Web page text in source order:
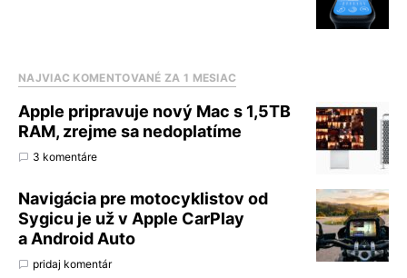
NAJVIAC KOMENTOVANÉ ZA 1 MESIAC
Apple pripravuje nový Mac s 1,5TB
RAM, zrejme sa nedoplatíme
3 komentáre
Navigácia pre motocyklistov od
Sygicu je už v Apple CarPlay
a Android Auto
pridaj komentár